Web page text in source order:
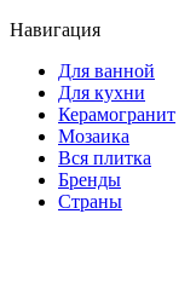
Навигация
Для ванной
Для кухни
Керамогранит
Мозаика
Вся плитка
Бренды
Страны